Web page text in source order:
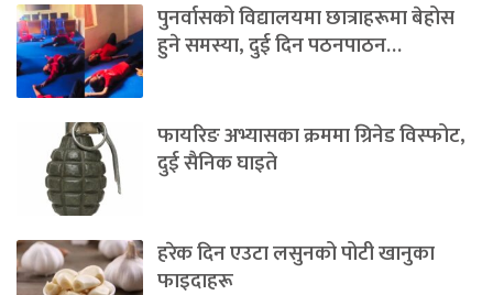
पुनर्वासको विद्यालयमा छात्राहरूमा बेहोस
हुने समस्या, दुई दिन पठनपाठन…
फायरिङ अभ्यासका क्रममा ग्रिनेड विस्फोट,
दुई सैनिक घाइते
हरेक दिन एउटा लसुनको पोटी खानुका
फाइदाहरू